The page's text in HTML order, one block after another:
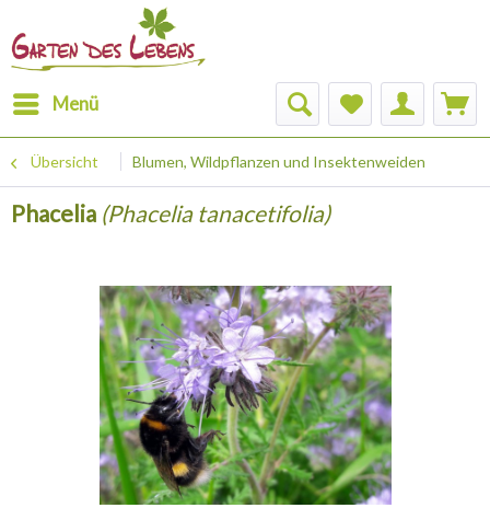
Menü
Übersicht Blumen, Wildpflanzen und Insektenweiden
Phacelia (Phacelia tanacetifolia)